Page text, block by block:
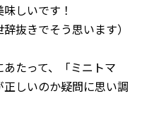
しいです！
抜きでそう思います）
たって、「ミニトマ
しいのか疑問に思い調